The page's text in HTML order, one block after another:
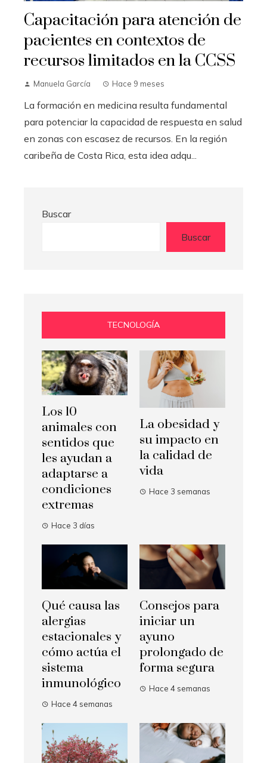
Capacitación para atención de
pacientes en contextos de
recursos limitados en la CCSS
Manuela García Hace 9 meses
La formación en medicina resulta fundamental
para potenciar la capacidad de respuesta en salud
en zonas con escasez de recursos. En la región
caribeña de Costa Rica, esta idea adqu...
Buscar
Buscar
TECNOLOGÍA
Los 10
animales con
sentidos que
les ayudan a
adaptarse a
condiciones
extremas
Hace 3 días
La obesidad y
su impacto en
la calidad de
vida
Hace 3 semanas
Qué causa las
alergias
estacionales y
cómo actúa el
sistema
inmunológico
Hace 4 semanas
Consejos para
iniciar un
ayuno
prolongado de
forma segura
Hace 4 semanas